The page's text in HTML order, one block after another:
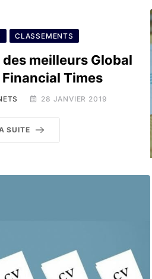
CLASSEMENTS
meilleurs Global
Times
28 JANVIER 2019
SUITE